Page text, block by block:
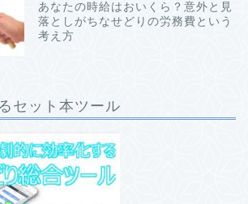
あなたの時給はおいくら？意外と見
落としがちなせどりの労務費という
考え方
セット本ツール